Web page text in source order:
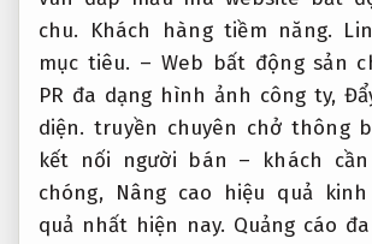
chu. Khách hàng tiềm năng.
mục tiêu. – Web bất động sản
PR đa dạng hình ảnh công ty,
diện. truyền chuyên chở thông
kết nối người bán – khách
chóng,
Nâng cao hiệu quả
quả nhất hiện nay. Quảng cáo